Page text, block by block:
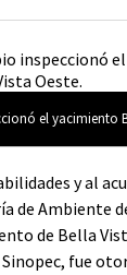
el yacimiento
y al
de Ambiente
de Bella
fue